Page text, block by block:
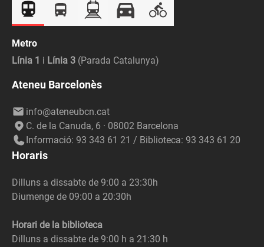
Metro
Línia 1 i Línia 3 (Parada Catalunya)
Ateneu Barcelonès
info@ateneubcn.cat
C. de la Canuda, 6 · 08002 Barcelona
Informació: 93 343 61 21 / Biblioteca: 93 343 61 20
Horaris
Dilluns a dissabte de 9:00 a 23:30h
Diumenge de 09:00 a 20:30h
Horari de la biblioteca
Dilluns a dissabte de 9:00 h a 21:30 h